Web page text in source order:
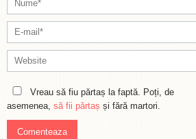
Vreau să fiu părtaș la faptă. Poți, de
asemenea, să fii părtaș și fără martori.